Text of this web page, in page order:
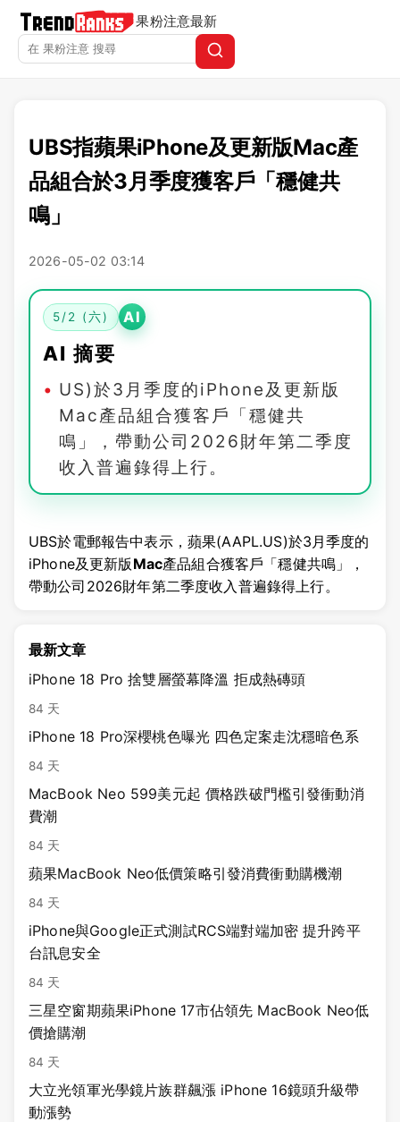
果粉注意最新
UBS指蘋果iPhone及更新版Mac產
品組合於3月季度獲客戶「穩健共
鳴」
2026-05-02 03:14
5/2 (六) AI
AI 摘要
US)於3月季度的iPhone及更新版
Mac產品組合獲客戶「穩健共
鳴」，帶動公司2026財年第二季度
收入普遍錄得上行。
UBS於電郵報告中表示，蘋果(AAPL.US)於3月季度的
iPhone及更新版 Mac產品組合獲客戶「穩健共鳴」，
帶動公司2026財年第二季度收入普遍錄得上行。
最新文章
iPhone 18 Pro 捨雙層螢幕降溫 拒成熱磚頭
84 天
iPhone 18 Pro深櫻桃色曝光 四色定案走沈穩暗色系
84 天
MacBook Neo 599美元起 價格跌破門檻引發衝動消
費潮
84 天
蘋果MacBook Neo低價策略引發消費衝動購機潮
84 天
iPhone與Google正式測試RCS端對端加密 提升跨平
台訊息安全
84 天
三星空窗期蘋果iPhone 17市佔領先 MacBook Neo低
價搶購潮
84 天
大立光領軍光學鏡片族群飆漲 iPhone 16鏡頭升級帶
動漲勢